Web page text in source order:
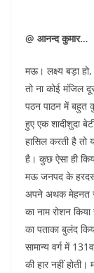
@ आनन्द कुमार…
मऊ। लक्ष्य बड़ा
तो ना कोई मंजिल
पठन पाठन में बहुत
हुए एक शादीशुदा
हासिल करती है तो
है। कुछ ऐसा ही
मऊ जनपद के
अपने अथक मेहनत से
का नाम रोशन
का पताका बुलंद
सामान्य वर्ग में
की हार नहीं